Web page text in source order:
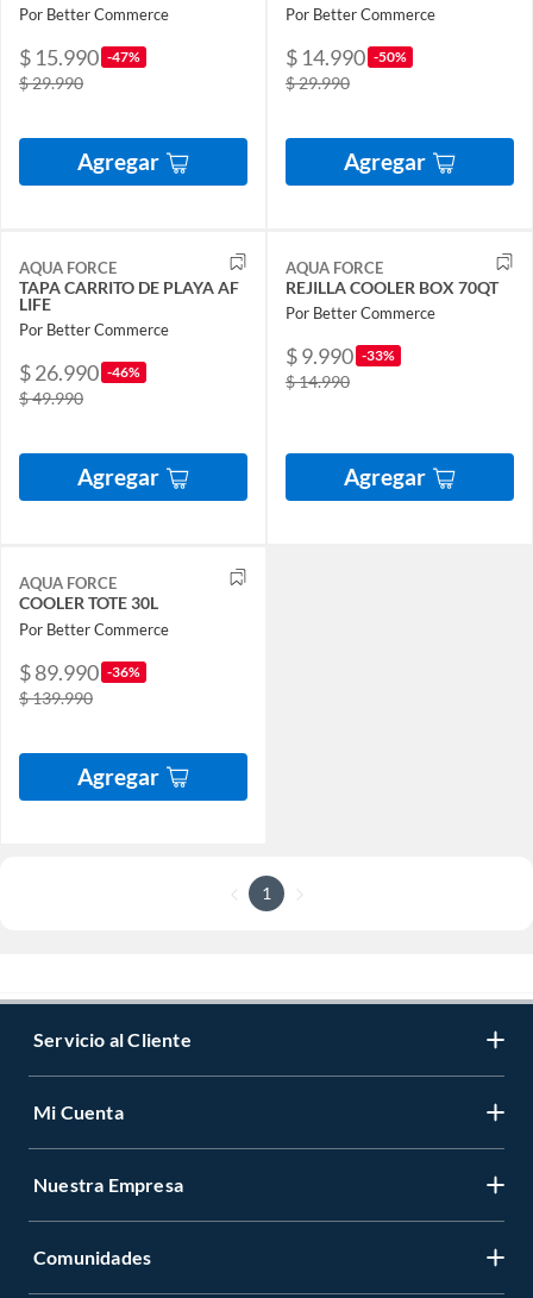
Por Better Commerce
$ 15.990 -47%
$ 29.990
Agregar
Por Better Commerce
$ 14.990 -50%
$ 29.990
Agregar
AQUA FORCE
TAPA CARRITO DE PLAYA AF
LIFE
Por Better Commerce
$ 26.990 -46%
$ 49.990
Agregar
AQUA FORCE
REJILLA COOLER BOX 70QT
Por Better Commerce
$ 9.990 -33%
$ 14.990
Agregar
AQUA FORCE
COOLER TOTE 30L
Por Better Commerce
$ 89.990 -36%
$ 139.990
Agregar
1
Servicio al Cliente
Mi Cuenta
Nuestra Empresa
Comunidades